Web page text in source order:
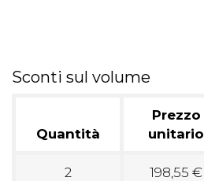
Sconti sul volume
Quantità
Prezzo
unitario
2 198,55 €